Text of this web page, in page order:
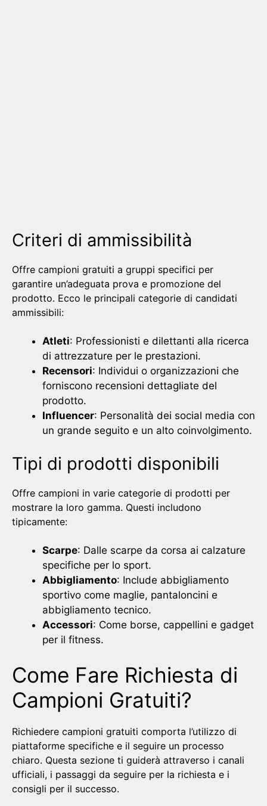
Criteri di ammissibilità
Offre campioni gratuiti a gruppi specifici per
garantire un’adeguata prova e promozione del
prodotto. Ecco le principali categorie di candidati
ammissibili:
Atleti: Professionisti e dilettanti alla ricerca
di attrezzature per le prestazioni.
Recensori: Individui o organizzazioni che
forniscono recensioni dettagliate del
prodotto.
Influencer: Personalità dei social media con
un grande seguito e un alto coinvolgimento.
Tipi di prodotti disponibili
Offre campioni in varie categorie di prodotti per
mostrare la loro gamma. Questi includono
tipicamente:
Scarpe: Dalle scarpe da corsa ai calzature
specifiche per lo sport.
Abbigliamento: Include abbigliamento
sportivo come maglie, pantaloncini e
abbigliamento tecnico.
Accessori: Come borse, cappellini e gadget
per il fitness.
Come Fare Richiesta di
Campioni Gratuiti?
Richiedere campioni gratuiti comporta l’utilizzo di
piattaforme specifiche e il seguire un processo
chiaro. Questa sezione ti guiderà attraverso i canali
ufficiali, i passaggi da seguire per la richiesta e i
consigli per il successo.